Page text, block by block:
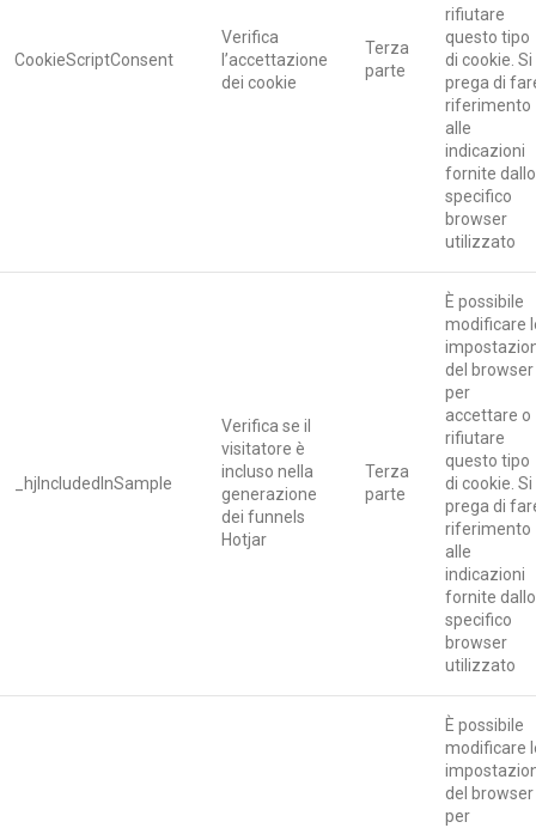
CookieScriptConsent
Verifica
l’accettazione
dei cookie
Terza
parte
rifiutare
questo tipo
di cookie. Si
prega di
riferimento
alle
indicazioni
fornite dallo
specifico
browser
utilizzato
_hjIncludedInSample
Verifica se il
visitatore è
incluso nella
generazione
dei funnels
Hotjar
Terza
parte
È possibile
modificare
del browser
per
accettare o
rifiutare
questo tipo
di cookie. Si
prega di
riferimento
alle
indicazioni
fornite dallo
specifico
browser
utilizzato
È possibile
modificare
del browser
per